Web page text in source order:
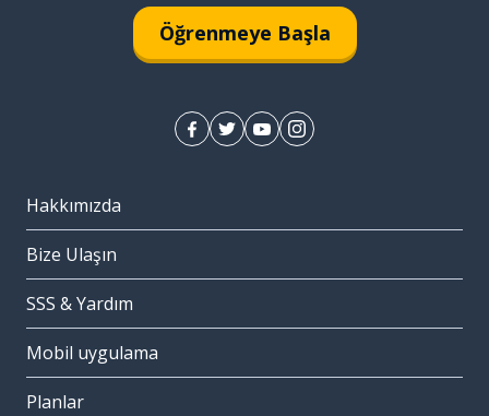
Öğrenmeye Başla
Hakkımızda
Bize Ulaşın
SSS & Yardım
Mobil uygulama
Planlar